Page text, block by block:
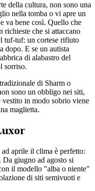
della cultura, non sono una
nella tomba o vi apre un
va bene così. Quello che
che si attaccano
tuf-tuf: un cortese rifiuto
dopo. E se un autista
di alabastro del
sorriso.
di Sharm o
sono un obbligo nei siti,
vestito in modo sobrio viene
maglietta.
aprile il clima è perfetto:
Da giugno ad agosto si
il modello "alba o niente"
di siti semivuoti e